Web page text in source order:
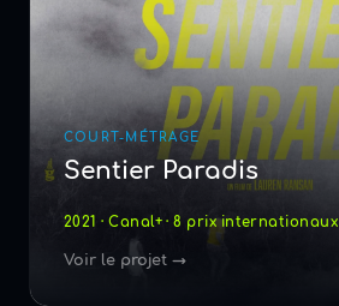
COURT-MÉTRAGE
Sentier Paradis
2021 · Canal+ · 8 prix internationaux
Voir le projet →